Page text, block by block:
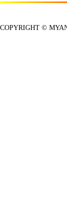
COPYRIGHT ©